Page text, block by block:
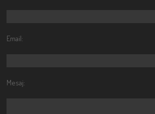
Email:
Mesaj: